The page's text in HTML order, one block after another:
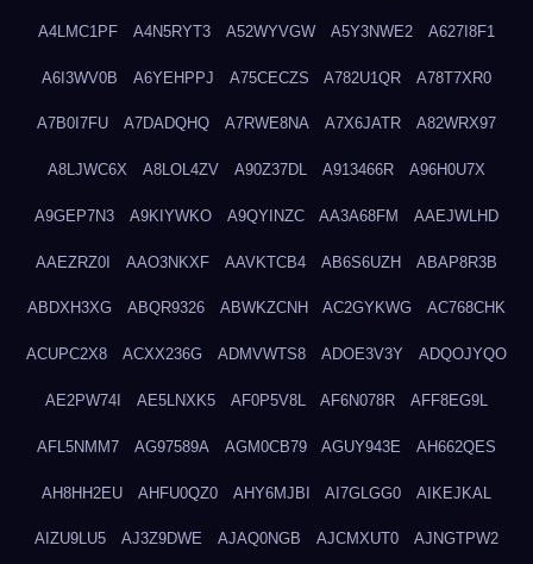
A4LMC1PF A4N5RYT3 A52WYVGW A5Y3NWE2 A627I8F1
A6I3WV0B A6YEHPPJ A75CECZS A782U1QR A78T7XR0
A7B0I7FU A7DADQHQ A7RWE8NA A7X6JATR A82WRX97
A8LJWC6X A8LOL4ZV A90Z37DL A913466R A96H0U7X
A9GEP7N3 A9KIYWKO A9QYINZC AA3A68FM AAEJWLHD
AAEZRZ0I AAO3NKXF AAVKTCB4 AB6S6UZH ABAP8R3B
ABDXH3XG ABQR9326 ABWKZCNH AC2GYKWG AC768CHK
ACUPC2X8 ACXX236G ADMVWTS8 ADOE3V3Y ADQOJYQO
AE2PW74I AE5LNXK5 AF0P5V8L AF6N078R AFF8EG9L
AFL5NMM7 AG97589A AGM0CB79 AGUY943E AH662QES
AH8HH2EU AHFU0QZ0 AHY6MJBI AI7GLGG0 AIKEJKAL
AIZU9LU5 AJ3Z9DWE AJAQ0NGB AJCMXUT0 AJNGTPW2